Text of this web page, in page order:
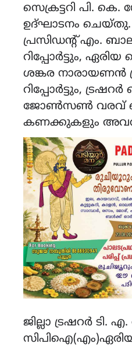
സെക്രട്ടറി പി. കെ.
ഉദ്ഘാടനം ചെയ്തു.
പ്രസിഡന്റ്‌ എം.
റിപ്പോർട്ടും, ഏരിയ
ശങ്കര നാരായണൻ
റിപ്പോർട്ടും,
ജോൺസൺ വരവ്
കണക്കുകളും
ജില്ലാ ട്രഷറർ
സിപിഐ(എം)ഏരിയ